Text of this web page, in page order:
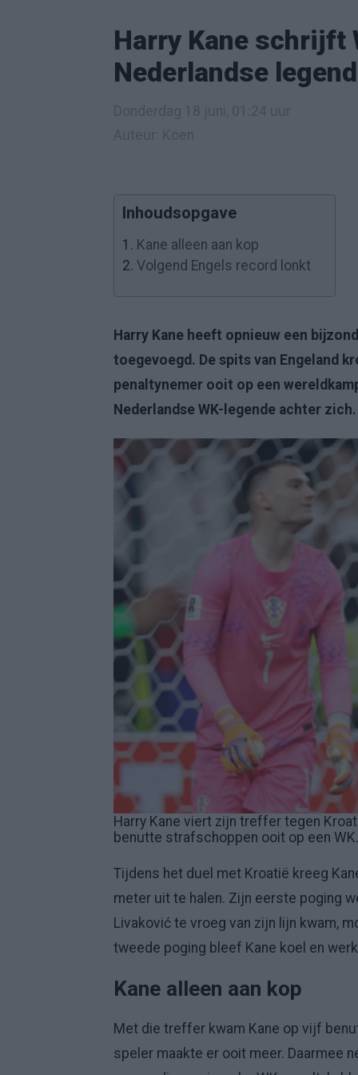
Harry Kane schrijft
Nederlandse
Inhoudsopgave
1. Kane alleen aan kop
2. Volgend Engels record lonkt
Harry Kane heeft opnieuw een
toegevoegd. De spits van Engeland
penaltynemer ooit op een
Nederlandse WK-legende achter zich.
Harry Kane viert zijn treffer tegen
benutte strafschoppen ooit op een WK.
Tijdens het duel met Kroatië kreeg
meter uit te halen. Zijn eerste poging
Livaković te vroeg van zijn lijn kwam,
tweede poging bleef Kane koel en
Kane alleen aan kop
Met die treffer kwam Kane op vijf
speler maakte er ooit meer. Daarmee